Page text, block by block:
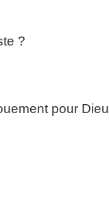
?
pour Dieu